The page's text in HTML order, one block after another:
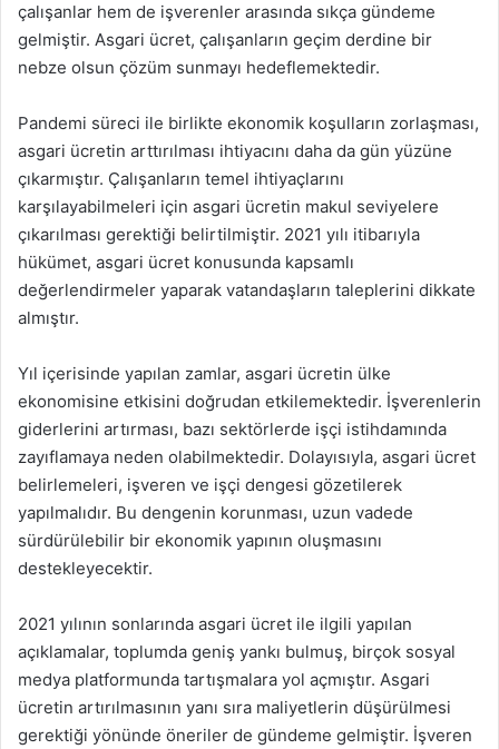
çalışanlar hem de işverenler arasında sıkça gündeme
gelmiştir. Asgari ücret, çalışanların geçim derdine bir
nebze olsun çözüm sunmayı hedeflemektedir.
Pandemi süreci ile birlikte ekonomik koşulların zorlaşması,
asgari ücretin arttırılması ihtiyacını daha da gün yüzüne
çıkarmıştır. Çalışanların temel ihtiyaçlarını
karşılayabilmeleri için asgari ücretin makul seviyelere
çıkarılması gerektiği belirtilmiştir. 2021 yılı itibarıyla
hükümet, asgari ücret konusunda kapsamlı
değerlendirmeler yaparak vatandaşların taleplerini dikkate
almıştır.
Yıl içerisinde yapılan zamlar, asgari ücretin ülke
ekonomisine etkisini doğrudan etkilemektedir. İşverenlerin
giderlerini artırması, bazı sektörlerde işçi istihdamında
zayıflamaya neden olabilmektedir. Dolayısıyla, asgari ücret
belirlemeleri, işveren ve işçi dengesi gözetilerek
yapılmalıdır. Bu dengenin korunması, uzun vadede
sürdürülebilir bir ekonomik yapının oluşmasını
destekleyecektir.
2021 yılının sonlarında asgari ücret ile ilgili yapılan
açıklamalar, toplumda geniş yankı bulmuş, birçok sosyal
medya platformunda tartışmalara yol açmıştır. Asgari
ücretin artırılmasının yanı sıra maliyetlerin düşürülmesi
gerektiği yönünde öneriler de gündeme gelmiştir. İşveren